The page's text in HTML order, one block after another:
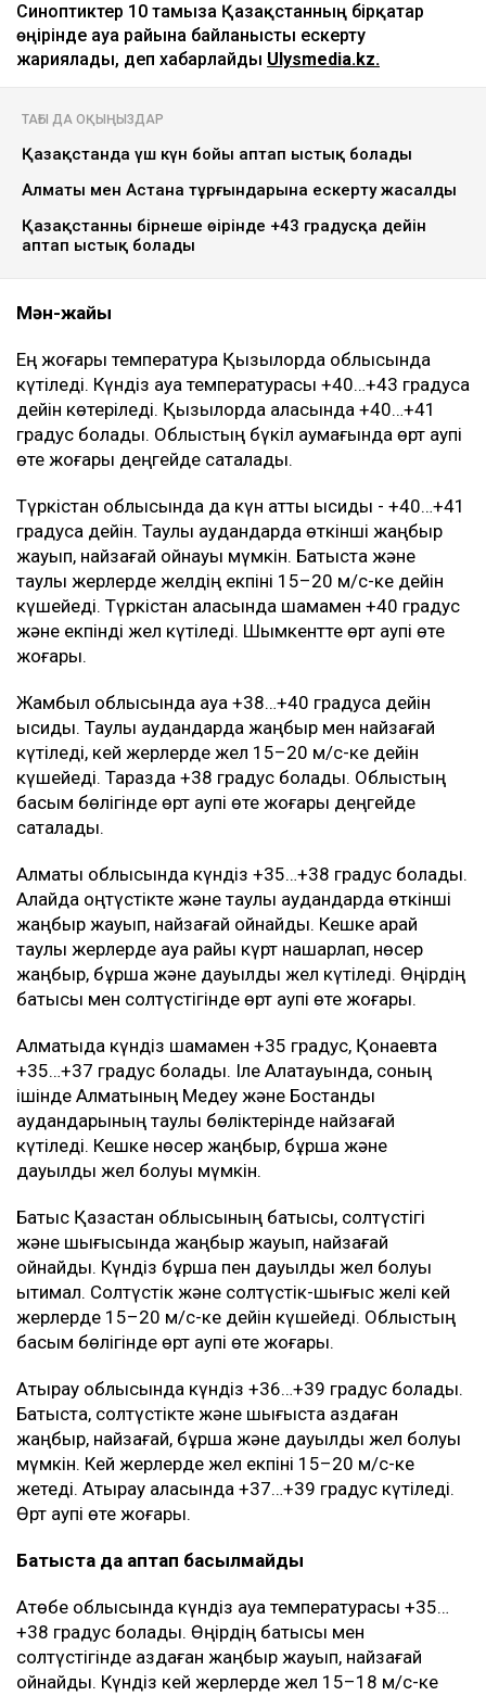
Синоптиктер 10 тамызға Қазақстанның бірқатар
өңірінде ауа райына байланысты ескерту
жариялады, деп хабарлайды Ulysmedia.kz.
ТАҒЫ ДА ОҚЫҢЫЗДАР
Қазақстанда үш күн бойы аптап ыстық болады
Алматы мен Астана тұрғындарына ескерту жасалды
Қазақстанның бірнеше өңірінде +43 градусқа дейін
аптап ыстық болады
Мән-жайы
Ең жоғары температура Қызылорда облысында
күтіледі. Күндіз ауа температурасы +40…+43 градусқа
дейін көтеріледі. Қызылорда қаласында +40…+41
градус болады. Облыстың бүкіл аумағында өрт қаупі
өте жоғары деңгейде сақталады.
Түркістан облысында да күн қатты ысиды - +40…+41
градусқа дейін. Таулы аудандарда өткінші жаңбыр
жауып, найзағай ойнауы мүмкін. Батыста және
таулы жерлерде желдің екпіні 15–20 м/с-ке дейін
күшейеді. Түркістан қаласында шамамен +40 градус
және екпінді жел күтіледі. Шымкентте өрт қаупі өте
жоғары.
Жамбыл облысында ауа +38…+40 градусқа дейін
ысиды. Таулы аудандарда жаңбыр мен найзағай
күтіледі, кей жерлерде жел 15–20 м/с-ке дейін
күшейеді. Таразда +38 градус болады. Облыстың
басым бөлігінде өрт қаупі өте жоғары деңгейде
сақталады.
Алматы облысында күндіз +35…+38 градус болады.
Алайда оңтүстікте және таулы аудандарда өткінші
жаңбыр жауып, найзағай ойнайды. Кешке қарай
таулы жерлерде ауа райы күрт нашарлап, нөсер
жаңбыр, бұршақ және дауылды жел күтіледі. Өңірдің
батысы мен солтүстігінде өрт қаупі өте жоғары.
Алматыда күндіз шамамен +35 градус, Қонаевта
+35…+37 градус болады. Іле Алатауында, соның
ішінде Алматының Медеу және Бостандық
аудандарының таулы бөліктерінде найзағай
күтіледі. Кешке нөсер жаңбыр, бұршақ және
дауылды жел болуы мүмкін.
Батыс Қазақстан облысының батысы, солтүстігі
және шығысында жаңбыр жауып, найзағай
ойнайды. Күндіз бұршақ пен дауылды жел болуы
ықтимал. Солтүстік және солтүстік-шығыс желі кей
жерлерде 15–20 м/с-ке дейін күшейеді. Облыстың
басым бөлігінде өрт қаупі өте жоғары.
Атырау облысында күндіз +36…+39 градус болады.
Батыста, солтүстікте және шығыста аздаған
жаңбыр, найзағай, бұршақ және дауылды жел болуы
мүмкін. Кей жерлерде жел екпіні 15–20 м/с-ке
жетеді. Атырау қаласында +37…+39 градус күтіледі.
Өрт қаупі өте жоғары.
Батыста да аптап басылмайды
Ақтөбе облысында күндіз ауа температурасы +35…
+38 градус болады. Өңірдің батысы мен
солтүстігінде аздаған жаңбыр жауып, найзағай
ойнайды. Күндіз кей жерлерде жел 15–18 м/с-ке